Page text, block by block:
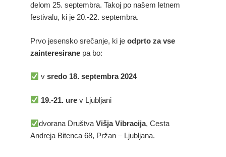
delom 25. septembra. Takoj po našem letnem
festivalu, ki je 20.-22. septembra.
Prvo jesensko srečanje, ki je odprto za vse
zainteresirane pa bo:
vsredo 18. septembra 2024
19.-21. ure v Ljubljani
dvorana Društva Višja Vibracija, Cesta
Andreja Bitenca 68, Pržan – Ljubljana.